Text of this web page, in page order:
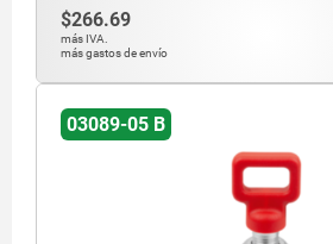
$266.69
más IVA.
más gastos de envío
03089-05 B